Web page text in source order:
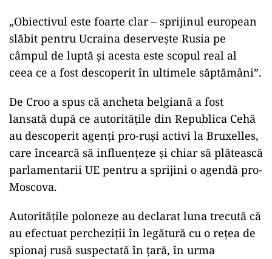
„Obiectivul este foarte clar – sprijinul european
slăbit pentru Ucraina deservește Rusia pe
câmpul de luptă și acesta este scopul real al
ceea ce a fost descoperit în ultimele săptămâni”.
De Croo a spus că ancheta belgiană a fost
lansată după ce autoritățile din Republica Cehă
au descoperit agenți pro-ruși activi la Bruxelles,
care încearcă să influențeze și chiar să plătească
parlamentarii UE pentru a sprijini o agendă pro-
Moscova.
Autoritățile poloneze au declarat luna trecută că
au efectuat percheziții în legătură cu o rețea de
spionaj rusă suspectată în țară, în urma